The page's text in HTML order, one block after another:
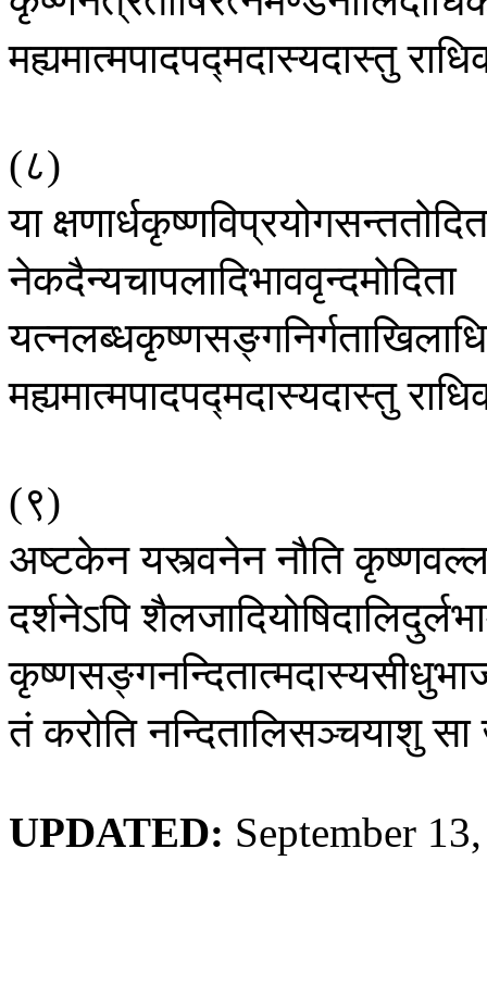
मह्यमात्मपादपद्मदास्यदास्तु
(८)
या
नेकदैन्यचापलादिभाववृन्दमोदिता
मह्यमात्मपादपद्मदास्यदास्तु
(९)
अष्टकेनयस्त्वनेननौति
दर्शनेऽपि
तंकरोतिनन्दितालिसञ्चयाशुसा
UPDATED: September